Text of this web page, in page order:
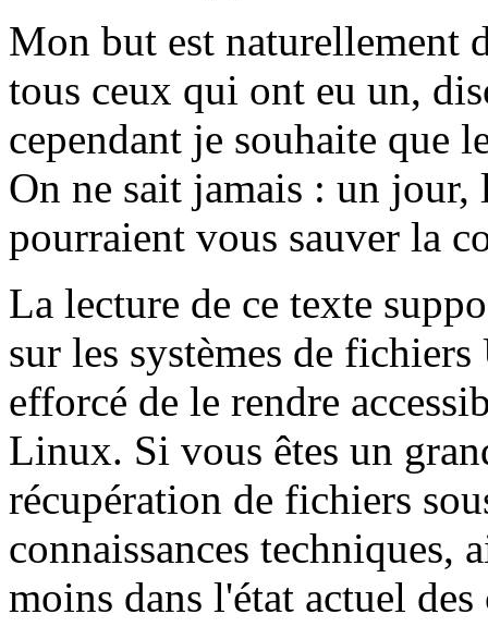
Mon but est naturellement
tous ceux qui ont eu un,
cependant je souhaite que
On ne sait jamais : un jour,
pourraient vous sauver la
La lecture de ce texte
sur les systèmes de
efforcé de le rendre
Linux. Si vous êtes un
récupération de fichiers
connaissances techniques,
moins dans l'état actuel des